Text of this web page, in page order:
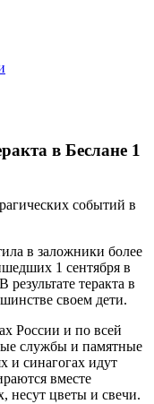
в Беслане 1
событий в
в заложники более
1 сентября в
теракта в
своем дети.
России и по всей
службы и памятные
и синагогах идут
вместе
несут цветы и свечи.